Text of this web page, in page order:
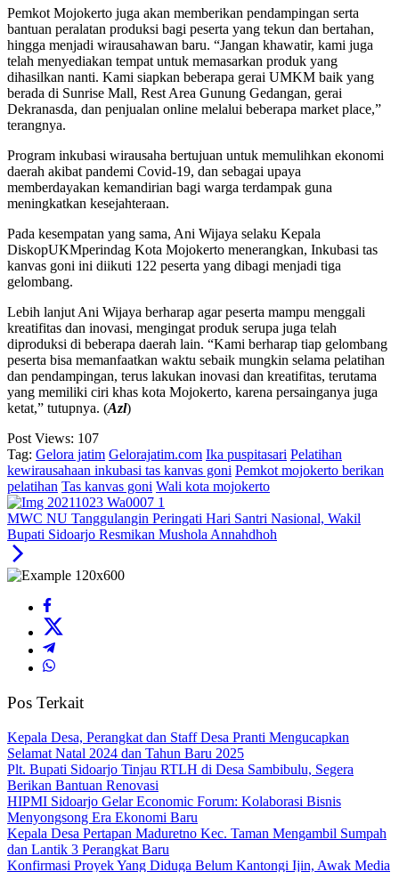
Pemkot Mojokerto juga akan memberikan pendampingan serta
bantuan peralatan produksi bagi peserta yang tekun dan bertahan,
hingga menjadi wirausahawan baru. “Jangan khawatir, kami juga
telah menyediakan tempat untuk memasarkan produk yang
dihasilkan nanti. Kami siapkan beberapa gerai UMKM baik yang
berada di Sunrise Mall, Rest Area Gunung Gedangan, gerai
Dekranasda, dan penjualan online melalui beberapa market place,”
terangnya.
Program inkubasi wirausaha bertujuan untuk memulihkan ekonomi
daerah akibat pandemi Covid-19, dan sebagai upaya
memberdayakan kemandirian bagi warga terdampak guna
meningkatkan kesejahteraan.
Pada kesempatan yang sama, Ani Wijaya selaku Kepala
DiskopUKMperindag Kota Mojokerto menerangkan, Inkubasi tas
kanvas goni ini diikuti 122 peserta yang dibagi menjadi tiga
gelombang.
Lebih lanjut Ani Wijaya berharap agar peserta mampu menggali
kreatifitas dan inovasi, mengingat produk serupa juga telah
diproduksi di beberapa daerah lain. “Kami berharap tiap gelombang
peserta bisa memanfaatkan waktu sebaik mungkin selama pelatihan
dan pendampingan, terus lakukan inovasi dan kreatifitas, terutama
yang memiliki ciri khas kota Mojokerto, karena persainganya juga
ketat,” tutupnya. (Azl)
Post Views: 107
Tag: Gelora jatim Gelorajatim.com Ika puspitasari Pelatihan
kewirausahaan inkubasi tas kanvas goni Pemkot mojokerto berikan
pelatihan Tas kanvas goni Wali kota mojokerto
MWC NU Tanggulangin Peringati Hari Santri Nasional, Wakil
Bupati Sidoarjo Resmikan Mushola Annahdhoh
Pos Terkait
Kepala Desa, Perangkat dan Staff Desa Pranti Mengucapkan
Selamat Natal 2024 dan Tahun Baru 2025
Plt. Bupati Sidoarjo Tinjau RTLH di Desa Sambibulu, Segera
Berikan Bantuan Renovasi
HIPMI Sidoarjo Gelar Economic Forum: Kolaborasi Bisnis
Menyongsong Era Ekonomi Baru
Kepala Desa Pertapan Maduretno Kec. Taman Mengambil Sumpah
dan Lantik 3 Perangkat Baru
Konfirmasi Proyek Yang Diduga Belum Kantongi Ijin, Awak Media